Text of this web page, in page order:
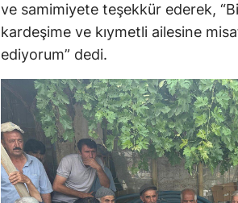
ve samimiyete teşekkür ederek,
kardeşime ve kıymetli ailesine
ediyorum” dedi.